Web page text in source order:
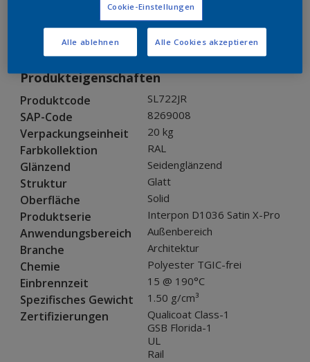
Bestellen Sie direkt im Webshop
Produkteigenschaften
Produktcode SL722JR
SAP-Code 8269008
Verpackungseinheit 20 kg
Farbkollektion RAL
Glänzend Seidenglänzend
Struktur Glatt
Oberfläche Solid
Produktserie Interpon D1036 Satin X-Pro
Anwendungsbereich Außenbereich
Branche Architektur
Chemie Polyester TGIC-frei
Einbrennzeit 15 @ 190°C
Spezifisches Gewicht 1.50 g/cm³
Zertifizierungen
Qualicoat Class-1
GSB Florida-1
UL
Rail
Cookie-Einstellungen
Alle ablehnen Alle Cookies akzeptieren